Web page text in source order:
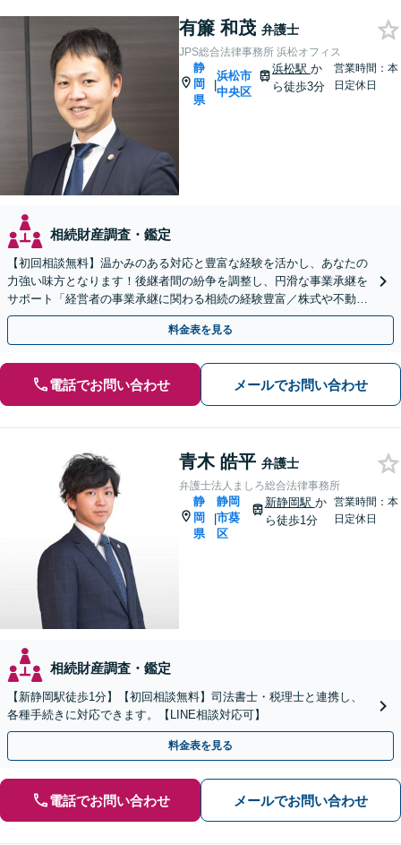
有簾 和茂 弁護士
JPS総合法律事務所 浜松オフィス
静
岡
県
|
浜松市
中央区
浜松駅 か
ら徒歩3分
営業時間：本
日定休日
相続財産調査・鑑定
【初回相談無料】温かみのある対応と豊富な経験を活かし、あなたの
力強い味方となります！後継者間の紛争を調整し、円滑な事業承継を
サポート「経営者の事業承継に関わる相続の経験豊富／株式や不動産
の名義変更など、事業承継特有の資産管理の問題に精通」
料金表を見る
電話でお問い合わせ メールでお問い合わせ
青木 皓平 弁護士
弁護士法人ましろ総合法律事務所
静
岡
県
|
静岡
市葵
区
新静岡駅 か
ら徒歩1分
営業時間：本
日定休日
相続財産調査・鑑定
【新静岡駅徒歩1分】【初回相談無料】司法書士・税理士と連携し、
各種手続きに対応できます。【LINE相談対応可】
料金表を見る
電話でお問い合わせ メールでお問い合わせ